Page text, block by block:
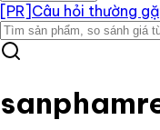
[PR] Câu hỏi thường